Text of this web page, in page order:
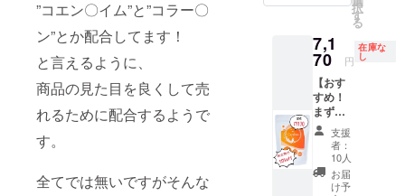
”コエン〇イム”と”コラー〇
ン”とか配合してます！
と言えるように、
商品の見た目を良くして売
れるために配合するようで
す。
全てでは無いですがそんな
グ。 ※
事前に
身長・
体重・
体脂肪
率・１
日の食
事内容
をお聞
きしま
す。
波EMS
ニング
３０回
分付
き。 寝
ている
だけで
トレー
ニング
ができ
る深部
にある
るのを
たプ
レーン
のプロ
テイン
等 味や
配合も
自由自
在 あな
たのこ
んなも
の欲し
択
す
る
7,1
70 円
在庫な
し
【おす
すめ！
まずは
60日飲
んでみ
てくだ
さい】 ♦︎
ラピナ
支援
者：
10人
お届
け予